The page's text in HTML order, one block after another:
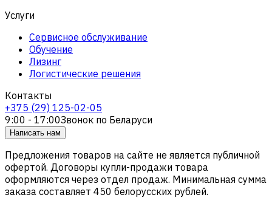
Услуги
Сервисное обслуживание
Обучение
Лизинг
Логистические решения
Контакты
+375 (29) 125-02-05
9:00 - 17:00Звонок по Беларуси
Написать нам
Предложения товаров на сайте не является публичной
офертой. Договоры купли-продажи товара
оформляются через отдел продаж. Минимальная сумма
заказа составляет 450 белорусских рублей.